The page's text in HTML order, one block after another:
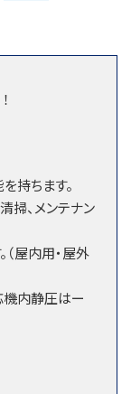
持ちます。
掃、メンテナン
屋内用・屋外
内静圧はー